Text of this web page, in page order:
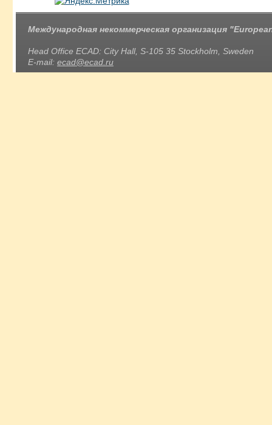
Международная некоммерческая организация
Head Office ECAD: City Hall, S-105 35 Stockholm, Sweden
E-mail: ecad@ecad.ru